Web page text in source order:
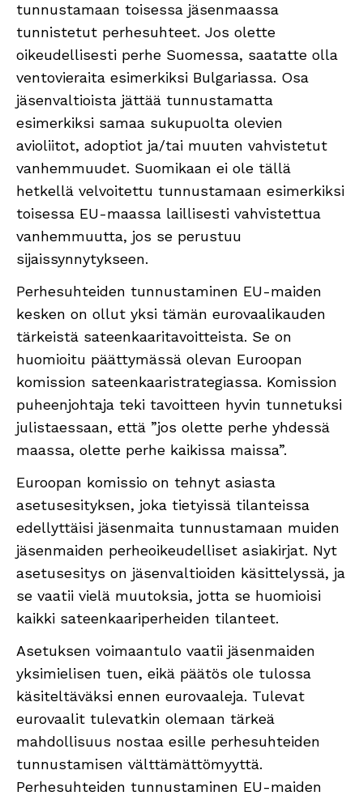
tunnustamaan toisessa jäsenmaassa
tunnistetut perhesuhteet. Jos olette
oikeudellisesti perhe Suomessa, saatatte olla
ventovieraita esimerkiksi Bulgariassa. Osa
jäsenvaltioista jättää tunnustamatta
esimerkiksi samaa sukupuolta olevien
avioliitot, adoptiot ja/tai muuten vahvistetut
vanhemmuudet. Suomikaan ei ole tällä
hetkellä velvoitettu tunnustamaan esimerkiksi
toisessa EU-maassa laillisesti vahvistettua
vanhemmuutta, jos se perustuu
sijaissynnytykseen.
Perhesuhteiden tunnustaminen EU-maiden
kesken on ollut yksi tämän eurovaalikauden
tärkeistä sateenkaaritavoitteista. Se on
huomioitu päättymässä olevan Euroopan
komission sateenkaaristrategiassa. Komission
puheenjohtaja teki tavoitteen hyvin tunnetuksi
julistaessaan, että ”jos olette perhe yhdessä
maassa, olette perhe kaikissa maissa”.
Euroopan komissio on tehnyt asiasta
asetusesityksen, joka tietyissä tilanteissa
edellyttäisi jäsenmaita tunnustamaan muiden
jäsenmaiden perheoikeudelliset asiakirjat. Nyt
asetusesitys on jäsenvaltioiden käsittelyssä, ja
se vaatii vielä muutoksia, jotta se huomioisi
kaikki sateenkaariperheiden tilanteet.
Asetuksen voimaantulo vaatii jäsenmaiden
yksimielisen tuen, eikä päätös ole tulossa
käsiteltäväksi ennen eurovaaleja. Tulevat
eurovaalit tulevatkin olemaan tärkeä
mahdollisuus nostaa esille perhesuhteiden
tunnustamisen välttämättömyyttä.
Perhesuhteiden tunnustaminen EU-maiden